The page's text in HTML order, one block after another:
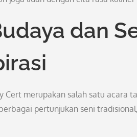
dan
Cert merupakan salah satu acara
pertunjukan seni